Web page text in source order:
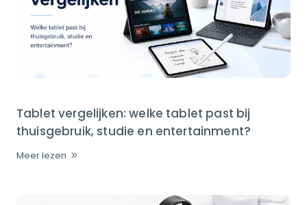
Tablet vergelijken: welke tablet past bij
thuisgebruik, studie en entertainment?
Meer lezen